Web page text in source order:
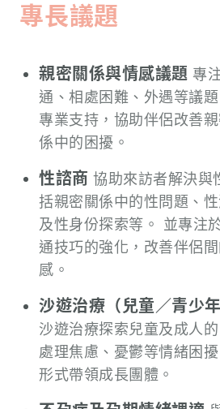
專長議題
親密關係與情感議題 專
通、相處困難、外遇等議
專業支持，協助伴侶改善
係中的困擾。
性諮商 協助來訪者解決與
括親密關係中的性問題、
及性身份探索等。 並專注
通技巧的強化，改善伴侶
感。
沙遊治療（兒童／青少
沙遊治療探索兒童及成人
處理焦慮、憂鬱等情緒困
形式帶領成長團體。